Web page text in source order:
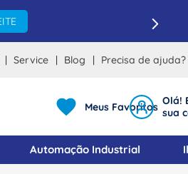
Service Blog Precisa de ajuda?
Meus Favoritos
Automação Industrial